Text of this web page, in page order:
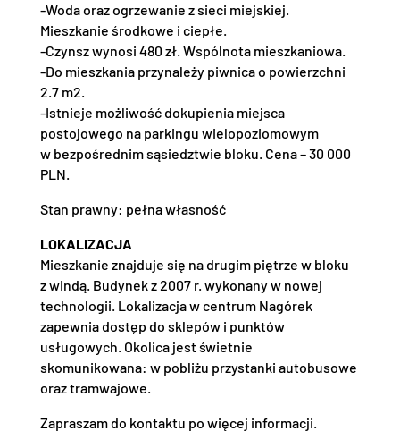
-Woda oraz ogrzewanie z sieci miejskiej.
Mieszkanie środkowe i ciepłe.
-Czynsz wynosi 480 zł. Wspólnota mieszkaniowa.
-Do mieszkania przynależy piwnica o powierzchni
2.7 m2.
-Istnieje możliwość dokupienia miejsca
postojowego na parkingu wielopoziomowym
w bezpośrednim sąsiedztwie bloku. Cena – 30 000
PLN.
Stan prawny: pełna własność
LOKALIZACJA
Mieszkanie znajduje się na drugim piętrze w bloku
z windą. Budynek z 2007 r. wykonany w nowej
technologii. Lokalizacja w centrum Nagórek
zapewnia dostęp do sklepów i punktów
usługowych. Okolica jest świetnie
skomunikowana: w pobliżu przystanki autobusowe
oraz tramwajowe.
Zapraszam do kontaktu po więcej informacji.